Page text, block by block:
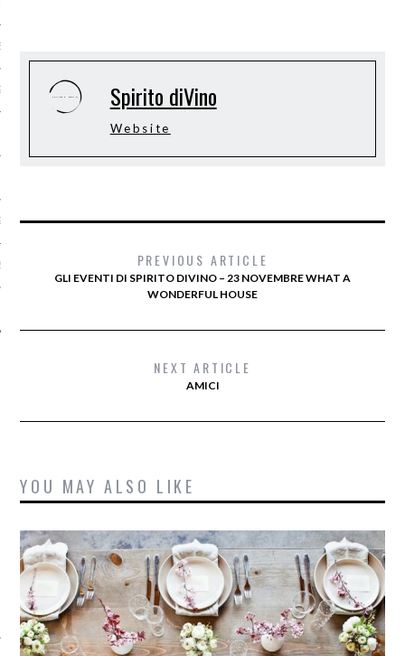
2015
CATEGORIE
Spirito diVino
Website
PREVIOUS ARTICLE
GLI EVENTI DI SPIRITO DIVINO – 23 NOVEMBRE WHAT A
WONDERFUL HOUSE
NEXT ARTICLE
AMICI
YOU MAY ALSO LIKE